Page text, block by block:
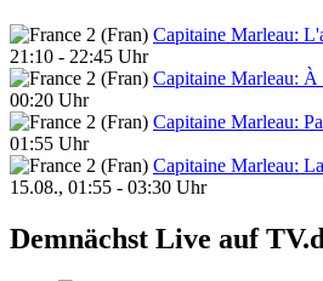
Capitaine Marleau:
21:10 - 22:45 Uhr
Capitaine Marleau: À
00:20 Uhr
Capitaine Marleau:
01:55 Uhr
Capitaine Marleau:
15.08., 01:55 - 03:30 Uhr
Demnächst Live auf